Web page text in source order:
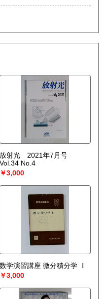
放射光 2021年7月号
Vol.34 No.4
￥3,000
数学演習講座 微分積分学 Ⅰ
￥3,000